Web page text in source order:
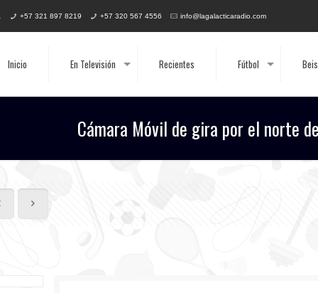
+57 321 897 8219 +57 320 567 4556 info@lagalacticaradio.com
Inicio En Televisión Recientes Fútbol
Cámara Móvil de gira por el norte